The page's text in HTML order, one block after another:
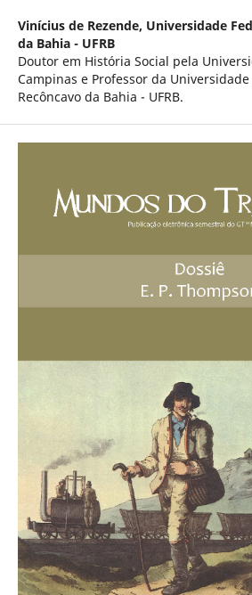
Vinícius de Rezende, Universidade
da Bahia - UFRB
Doutor em História Social pela
Campinas e Professor da
Recôncavo da Bahia - UFRB.